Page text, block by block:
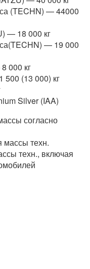
(TECHN) — 44000
— 18 000 кг
— 19 000
000 кг
(13 000) кг
Silver (IAA)
согласно
техн.
техн., включая